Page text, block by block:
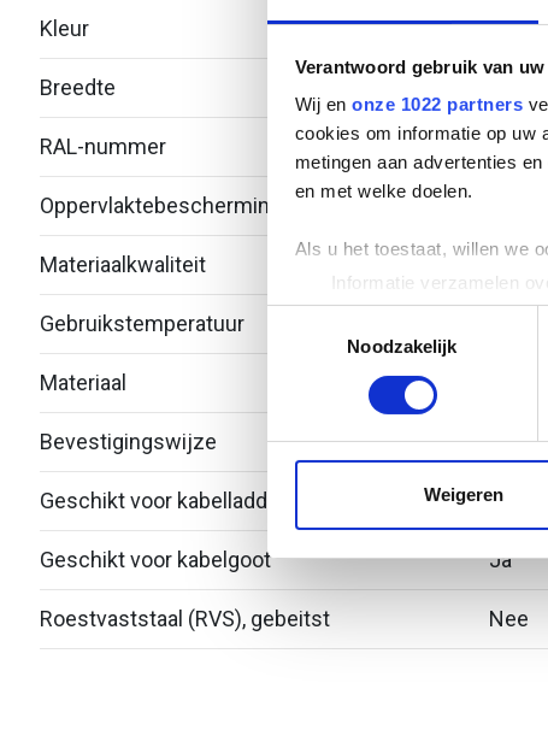
Verantwoord gebruik van uw
Wij en onze 1022 partners
cookies om informatie op uw
metingen aan advertenties
en met welke doelen.
Als u het toestaat, willen we
Informatie verzamelen
Uw apparaat
Lees meer over hoe uw
toestemming op elk moment
websiteverkeer te
media, adverteren en
Noodzakelijk
Weigeren
Kleur
Breedte
RAL-nummer -
Oppervlaktebescherming
Materiaalkwaliteit
Gebruikstemperatuur
Materiaal
Bevestigingswijze
Geschikt voor kabelladder Nee
Geschikt voor kabelgoot Ja
Roestvaststaal (RVS), gebeitst Nee